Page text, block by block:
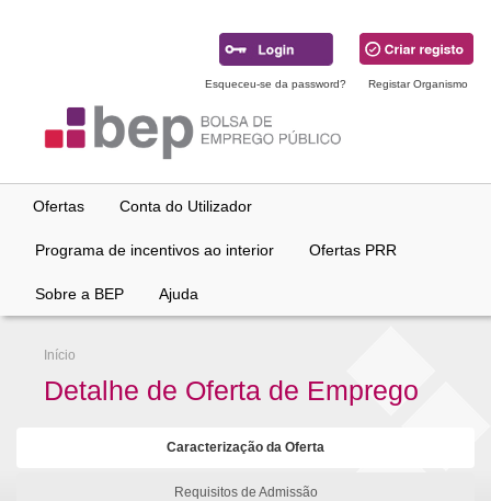
Esqueceu-se da password? Registar Organismo
Ofertas Conta do Utilizador
Programa de incentivos ao interior Ofertas PRR
Sobre a BEP Ajuda
Início
Detalhe de Oferta de Emprego
Caracterização da Oferta
Requisitos de Admissão